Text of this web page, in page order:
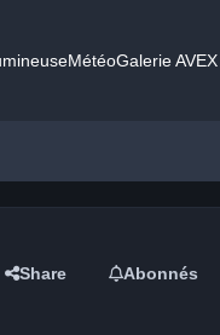
MétéoGalerie AVEX
Share Abonnés